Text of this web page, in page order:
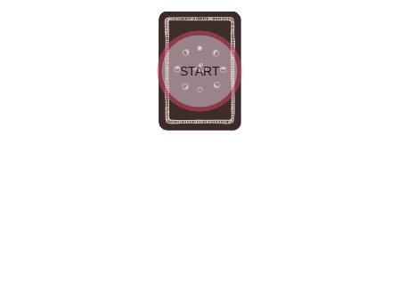
START